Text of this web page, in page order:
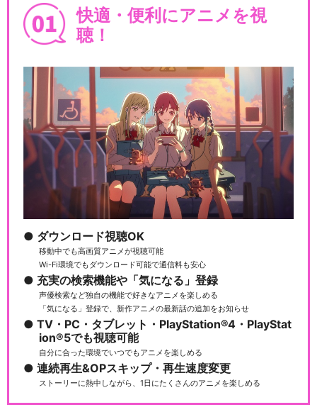
快適・便利にアニメを視
聴！
ダウンロード視聴OK
移動中でも高画質アニメが視聴可能
Wi-Fi環境でもダウンロード可能で通信料も安心
充実の検索機能や「気になる」登録
声優検索など独自の機能で好きなアニメを楽しめる
「気になる」登録で、新作アニメの最新話の追加をお知らせ
TV・PC・タブレット・PlayStation®4・PlayStat
ion®5でも視聴可能
自分に合った環境でいつでもアニメを楽しめる
連続再生&OPスキップ・再生速度変更
ストーリーに熱中しながら、1日にたくさんのアニメを楽しめる